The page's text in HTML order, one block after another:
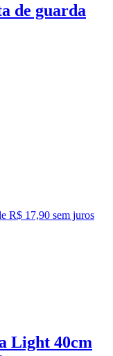
de guarda
R$ 17,90 sem juros
Light 40cm